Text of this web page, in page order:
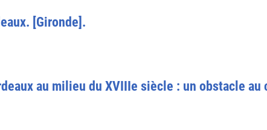
[Gironde].
au milieu du XVIIIe siècle : un obstacle au